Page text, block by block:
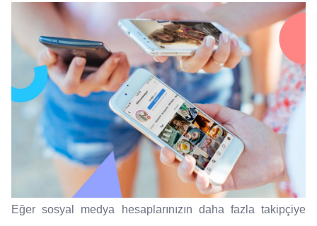
Eğer sosyal medya hesaplarınızın daha fazla takipçiye